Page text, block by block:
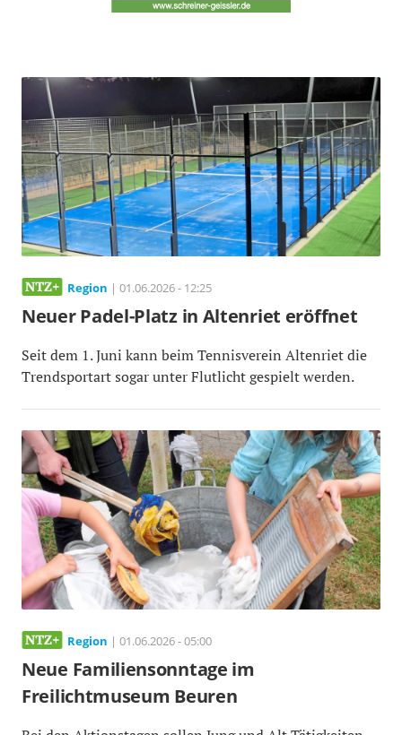
Region | 01.06.2026 - 12:25
Neuer Padel-Platz in Altenriet eröffnet
Seit dem 1. Juni kann beim Tennisverein Altenriet die
Trendsportart sogar unter Flutlicht gespielt werden.
Region | 01.06.2026 - 05:00
Neue Familiensonntage im
Freilichtmuseum Beuren